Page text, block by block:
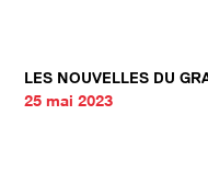
LES NOUVELLES DU
25 mai 2023